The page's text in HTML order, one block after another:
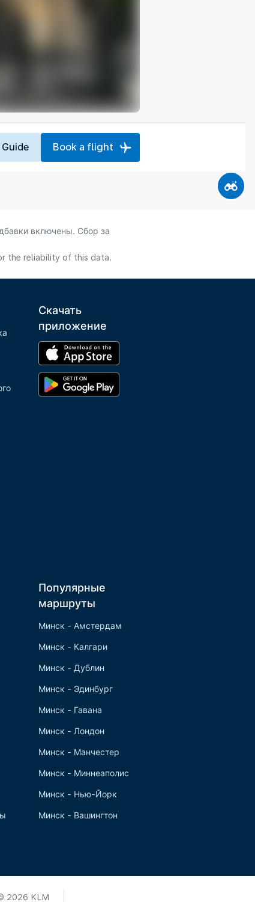
Book a flight
включены. Сбор за
the reliability of this data.
Скачать
приложение
Популярные
маршруты
Минск - Амстердам
Минск - Калгари
Минск - Дублин
Минск - Эдинбург
Минск - Гавана
Минск - Лондон
Минск - Манчестер
Минск - Миннеаполис
Минск - Нью-Йорк
Минск - Вашингтон
2026 KLM